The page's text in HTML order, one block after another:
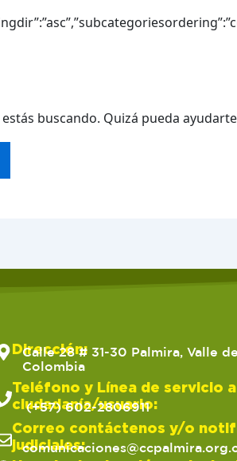
buscando. Quizá pueda
Dirección:
Calle 28 # 31-30 Palmira, Valle
Colombia
Teléfono y Línea de servicio
ciudadanía/usuario:
(+57) 602-2806911
Correo contáctenos y/o
judiciales: